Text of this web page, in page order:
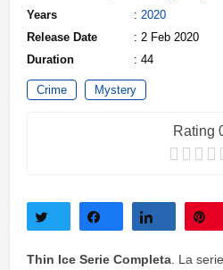
Years
: 2020
Release Date
: 2 Feb 2020
Duration
: 44
Crime Mystery
Rating
Thin Ice Serie Completa . La